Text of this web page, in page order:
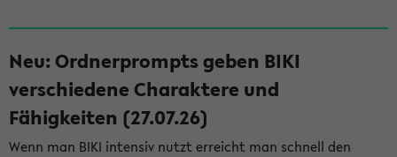
Neu: Ordnerprompts geben BIKI
verschiedene Charaktere und
Fähigkeiten (27.07.26)
Wenn man BIKI intensiv nutzt erreicht man schnell den